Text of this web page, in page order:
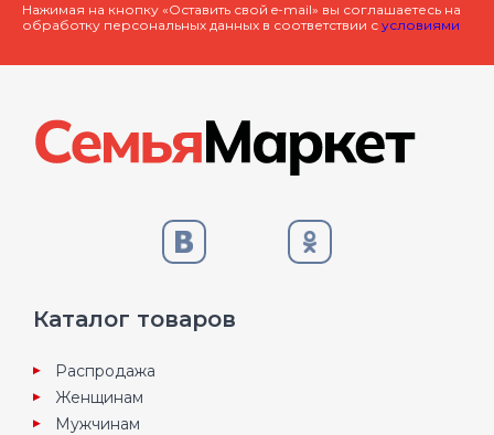
Нажимая на кнопку «Оставить свой e-mail» вы соглашаетесь на
обработку персональных данных в соответствии с условиями
Каталог товаров
Распродажа
Женщинам
Мужчинам